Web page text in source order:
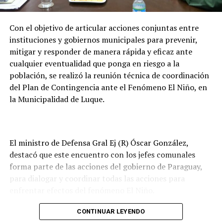
proyectos.
Por el lado de los fondos provenientes de la cesión de
energía son destinados al Fondo Nacional de
Alimentación Escolar (Fonae), permitiendo fortalecer
las inversiones de los gobiernos departamentales y
municipales en esta materia.
En tanto que los pagos realizados a la ANDE
buscan mejorar la calidad y cobertura del servicio
eléctrico en todo el territorio nacional.
Con el objetivo de articular acciones conjuntas entre
instituciones y gobiernos municipales para prevenir,
mitigar y responder de manera rápida y eficaz ante
cualquier eventualidad que ponga en riesgo a la
población, se realizó la reunión técnica de coordinación
del Plan de Contingencia ante el Fenómeno El Niño, en
la Municipalidad de Luque.
El ministro de Defensa Gral Ej (R) Óscar González,
destacó que este encuentro con los jefes comunales
forma parte de las acciones del gobierno de Paraguay,
para dialogar y coordinar todas las acciones para
Remarcó que informaron a los intendentes municipales
CONTINUAR LEYENDO